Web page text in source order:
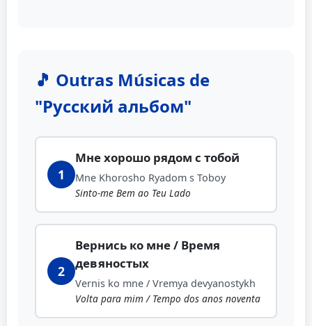
🎵 Outras Músicas de
"Русский альбом"
1
Мне хорошо рядом с тобой
Mne Khorosho Ryadom s Toboy
Sinto-me Bem ao Teu Lado
2
Вернись ко мне / Время
девяностых
Vernis ko mne / Vremya devyanostykh
Volta para mim / Tempo dos anos noventa